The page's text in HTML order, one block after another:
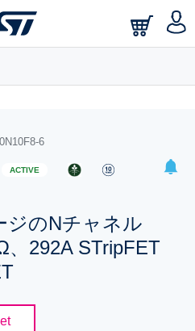
searches.
6
ACTIVE
ジのNチャネル
、292A STripFET